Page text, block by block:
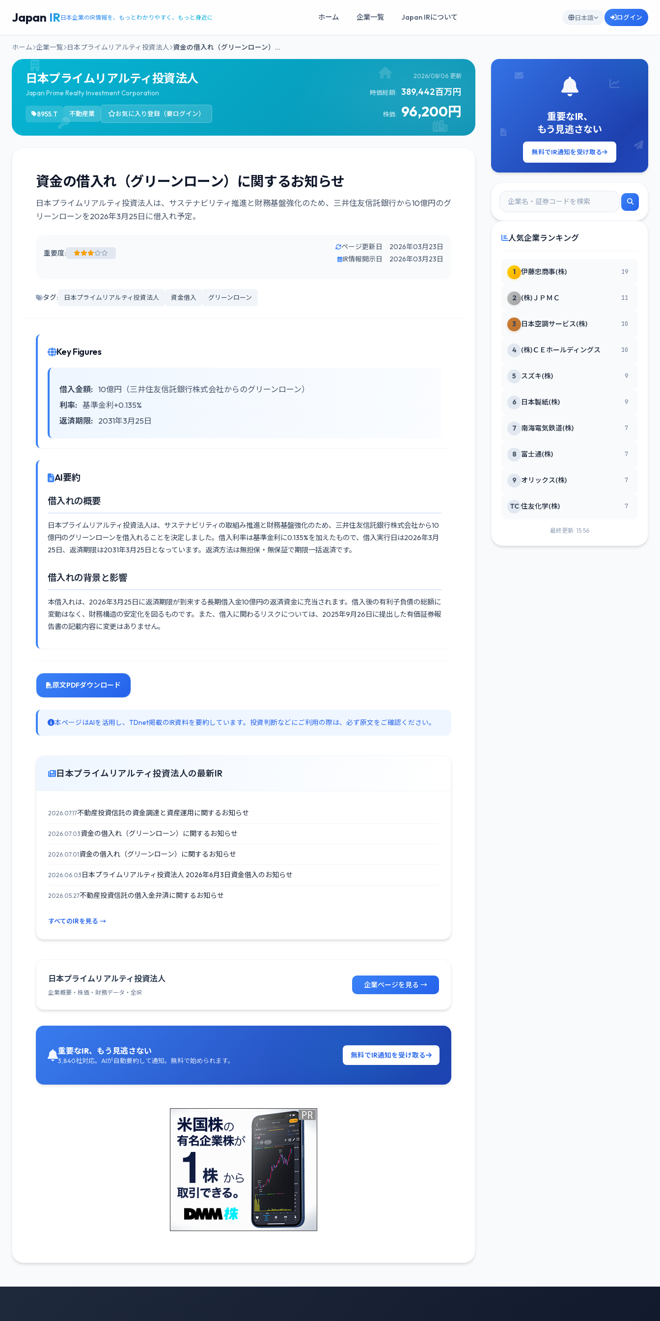
Japan IR日本企業のIR情報を、もっとわかりやすく、もっと身近に ホーム 企業一覧 Japan IRについて 日本語 ログイン
ホーム 企業一覧 日本プライムリアルティ投資法人 資金の借入れ（グリーンローン）…
日本プライムリアルティ投資法人
Japan Prime Realty Investment Corporation
8955.T 不動産業 お気に入り登録（要ログイン）
2026/08/06 更新
時価総額: 389,442百万円
株価: 96,200円
資金の借入れ（グリーンローン）に関するお知らせ
日本プライムリアルティ投資法人は、サステナビリティ推進と財務基盤強化のため、三井住友信託銀行から10億円のグ
リーンローンを2026年3月25日に借入れ予定。
重要度:
ページ更新日 2026年03月23日
IR情報開示日 2026年03月23日
タグ: 日本プライムリアルティ投資法人 資金借入 グリーンローン
Key Figures
借入金額: 10億円（三井住友信託銀行株式会社からのグリーンローン）
利率: 基準金利+0.135%
返済期限:
2031年3月25日
AI要約
借入れの概要
日本プライムリアルティ投資法人は、サステナビリティの取組み推進と財務基盤強化のため、三井住友信託銀行株式会社から10
億円のグリーンローンを借入れることを決定しました。借入利率は基準金利に0.135%を加えたもので、借入実行日は2026年3月
25日、返済期限は2031年3月25日となっています。返済方法は無担保・無保証で期限一括返済です。
借入れの背景と影響
本借入れは、2026年3月25日に返済期限が到来する長期借入金10億円の返済資金に充当されます。借入後の有利子負債の総額に
変動はなく、財務構造の安定化を図るものです。また、借入に関わるリスクについては、2025年9月26日に提出した有価証券報
告書の記載内容に変更はありません。
原文PDFダウンロード
本ページはAIを活用し、TDnet掲載のIR資料を要約しています。投資判断などにご利用の際は、必ず原文をご確認ください。
日本プライムリアルティ投資法人の最新IR
2026.07.17不動産投資信託の資金調達と資産運用に関するお知らせ
2026.07.03資金の借入れ（グリーンローン）に関するお知らせ
2026.07.01資金の借入れ（グリーンローン）に関するお知らせ
2026.06.03 日本プライムリアルティ投資法人 2026年6月3日資金借入のお知らせ
2026.05.27不動産投資信託の借入金弁済に関するお知らせ
すべてのIRを見る →
日本プライムリアルティ投資法人
企業概要・株価・財務データ・全IR
企業ページを見る →
重要なIR、もう見逃さない
3,840社対応。AIが自動要約して通知。無料で始められます。
無料でIR通知を受け取る
重要なIR、
もう見逃さない
無料でIR通知を受け取る
人気企業ランキング
1 伊藤忠商事(株) 19
2 (株)ＪＰＭＣ 11
3 日本空調サービス(株) 10
4 (株)ＣＥホールディングス 10
5 スズキ(株) 9
6 日本製紙(株) 9
7 南海電気鉄道(株) 7
8 富士通(株) 7
9 オリックス(株) 7
TC 住友化学(株) 7
最終更新: 15:56